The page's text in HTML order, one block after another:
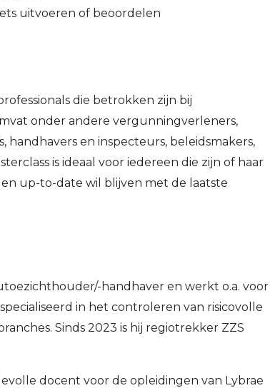
uitvoeren of beoordelen
die betrokken zijn bij
onder andere vergunningverleners,
en inspecteurs, beleidsmakers,
is ideaal voor iedereen die zijn of haar
up-to-date wil blijven met de laatste
handhaver en werkt o.a. voor
in het controleren van risicovolle
Sinds 2023 is hij regiotrekker ZZS
docent voor de opleidingen van Lybrae